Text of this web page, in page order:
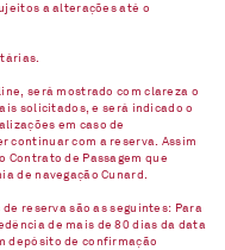
a alterações até o
será mostrado com clareza o
solicitados, e será indicado o
em caso de
continuar com a reserva. Assim
Contrato de Passagem que
de navegação Cunard.
reserva são as seguintes: Para
de mais de 80 dias da data
depósito de confirmação